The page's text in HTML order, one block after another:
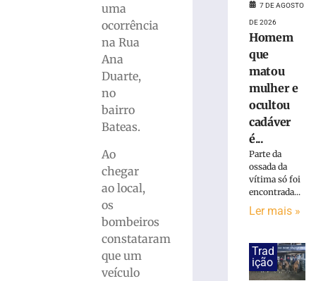
uma
ocorrência
na Rua
Ana
Duarte,
no
bairro
Bateas.
Ao
chegar
ao local,
os
bombeiros
constataram
que um
veículo
parcialmente
submerso
mangue
7 DE AGOSTO
DE 2026
Homem
que
matou
mulher e
ocultou
cadáver
é...
Parte da
ossada da
vítima só foi
encontrada...
Ler mais »
Trad
ição